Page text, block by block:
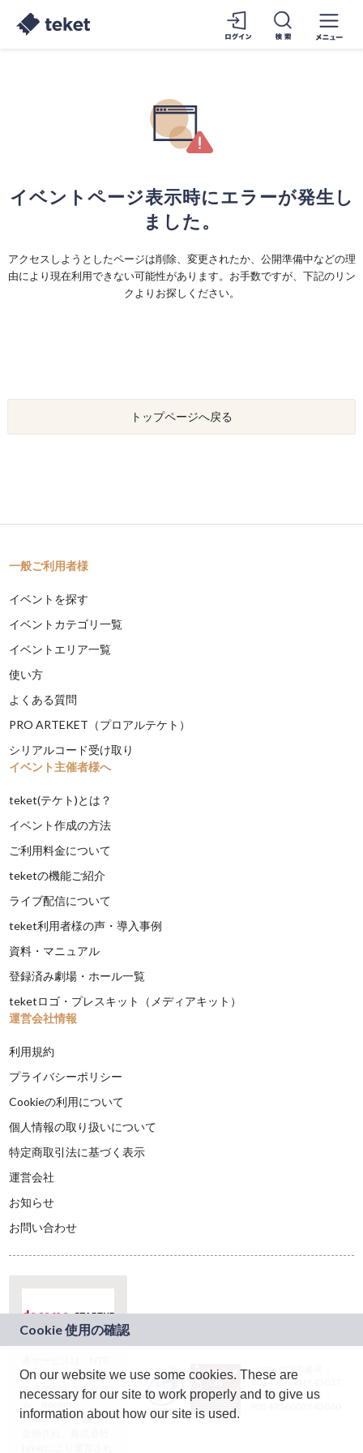
イベントページ表示時にエラーが発生し
ました。
アクセスしようとしたページは削除、変更されたか、公開準備中などの理
由により現在利用できない可能性があります。お手数ですが、下記のリン
クよりお探しください。
トップページへ戻る
一般ご利用者様
イベントを探す
イベントカテゴリ一覧
イベントエリア一覧
使い方
よくある質問
PRO ARTEKET（プロアルテケト）
シリアルコード受け取り
イベント主催者様へ
teket(テケト)とは？
イベント作成の方法
ご利用料金について
teketの機能ご紹介
ライブ配信について
teket利用者様の声・導入事例
資料・マニュアル
登録済み劇場・ホール一覧
teketロゴ・プレスキット（メディアキット）
運営会社情報
利用規約
プライバシーポリシー
Cookieの利用について
個人情報の取り扱いについて
特定商取引法に基づく表示
運営会社
お知らせ
お問い合わせ
ドコモグループの新
規事業創出プログラ
ム「docomo
STARTUP」を通じて
JASRAC許諾番号：
9024936001Y45037
JASRAC許諾番号：
On our website we use some cookies. These are
necessary for our site to work properly and to give us
information about how our site is used.